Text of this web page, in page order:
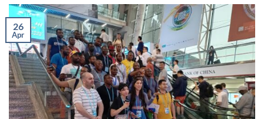
26
Apr